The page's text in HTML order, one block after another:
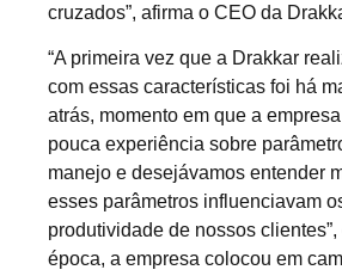
cruzados”, afirma o CEO da
“A primeira vez que a Drakkar
com essas características foi há
atrás, momento em que a
pouca experiência sobre
manejo e desejávamos entender
esses parâmetros influenciavam
produtividade de nossos
época, a empresa colocou em